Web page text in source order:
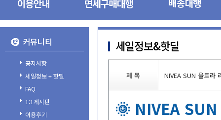
커뮤니티
공지사항
세일정보+핫딜
FAQ
1:1게시판
이용후기
세일정보&핫딜
제목 NIVEASUN울트라
🌞NIVEASUN